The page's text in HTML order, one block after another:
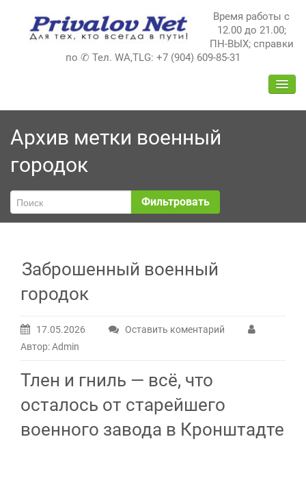
содержимому
Время работы с
12.00 до 21.00;
ПН-ВЫХ; справки
по ✆ Тел. WA,TLG: +7 (904) 609-85-31
Архив метки военный
городок
Фильтровать
Заброшенный военный
городок
17.05.2026
Оставить коментарий
Автор: Admin
Тлен и гниль — всё, что
осталось от старейшего
военного завода в Кронштадте